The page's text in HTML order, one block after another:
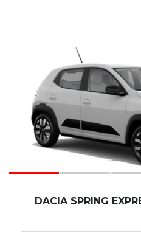
DACIA SPRING